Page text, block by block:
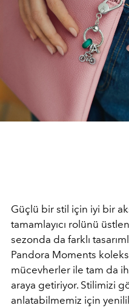
Güçlü bir stil için iyi bir
tamamlayıcı rolünü
sezonda da farklı
Pandora Moments
mücevherler ile tam da
araya getiriyor. Stilimizi
anlatabilmemiz için